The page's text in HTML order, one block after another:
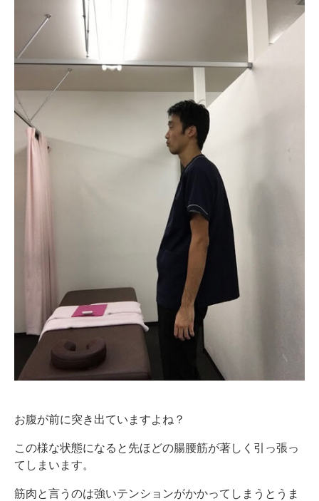
お腹が前に突き出ていますよね？
この様な状態になると先ほどの腸腰筋が著しく引っ張っ
てしまいます。
筋肉と言うのは強いテンションがかかってしまうとうま